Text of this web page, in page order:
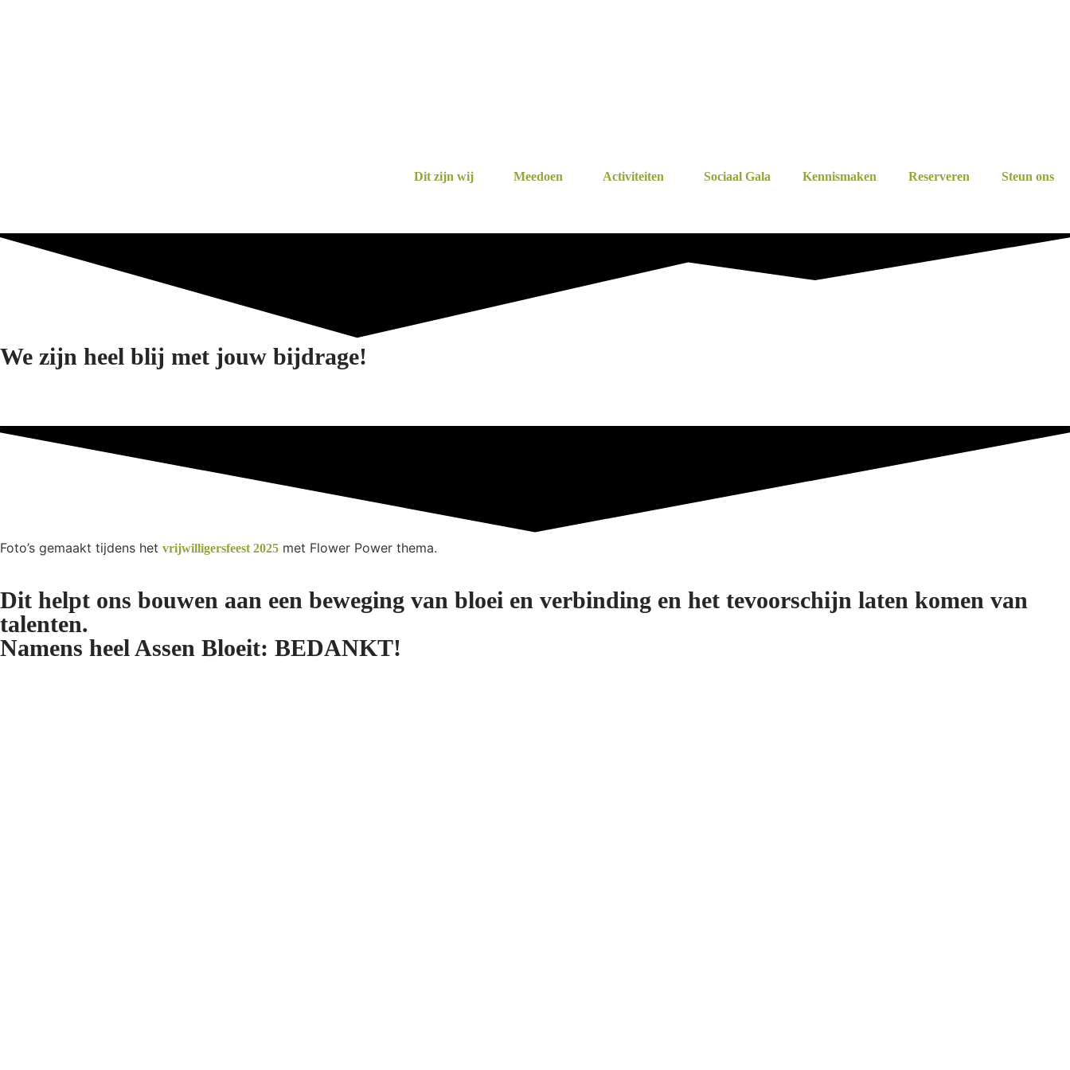
Dit zijn wij Meedoen Activiteiten Sociaal Gala Kennismaken Reserveren Steun ons
We zijn heel blij met jouw bijdrage!
Foto’s gemaakt tijdens het vrijwilligersfeest 2025 met Flower Power thema.
Dit helpt ons bouwen aan een beweging van bloei en verbinding en het tevoorschijn laten komen van
talenten.
Namens heel Assen Bloeit: BEDANKT!